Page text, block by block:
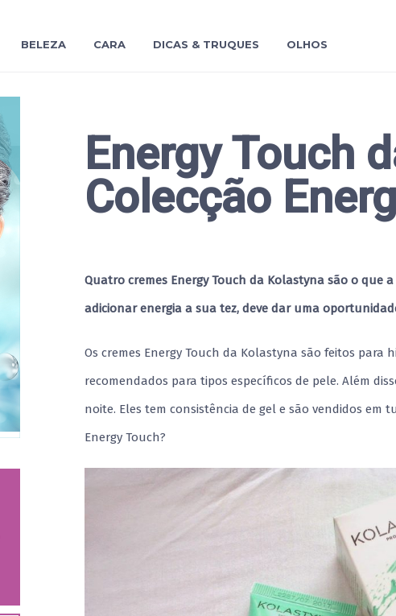
BELEZA CARA DICAS & TRUQUES OLHOS
Energy Touch
Colecção
Quatro cremes Energy Touch da Kolastyna são o que
adicionar energia a sua tez, deve dar uma
Os cremes Energy Touch da Kolastyna são feitos para
recomendados para tipos específicos de pele. Além
noite. Eles tem consistência de gel e são vendidos em
Energy Touch?